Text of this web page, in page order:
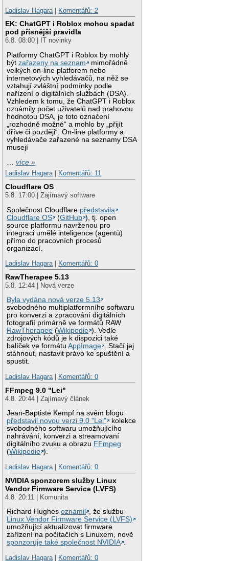
Ladislav Hagara
Komentářů: 2
EK: ChatGPT i Roblox mohou spadat
pod přísnější pravidla
6.8. 08:00 | IT novinky
Platformy ChatGPT i Roblox by mohly
býtzařazeny na seznam
mimořádně
velkých on-line platforem nebo
internetových vyhledávačů, na něž se
vztahují zvláštní podmínky podle
nařízení o digitálních službách (DSA).
Vzhledem k tomu, že ChatGPT i Roblox
oznámily počet uživatelů nad prahovou
hodnotou DSA, je toto označení
„rozhodně možné“ a mohlo by „přijít
dříve či později“. On-line platformy a
vyhledávače zařazené na seznamy DSA
musejí
…více »
Ladislav Hagara| Komentářů: 11
Cloudflare OS
5.8. 17:00 | Zajímavý software
Společnost Cloudflare představila
Cloudflare OS
(GitHub ), tj. open
source platformu navrženou pro
integraci umělé inteligence (agentů)
přímo do pracovních procesů
organizací.
Ladislav Hagara| Komentářů: 0
RawTherapee 5.13
5.8. 12:44 | Nová verze
Byla vydána nová verze 5.13
svobodného multiplatformního softwaru
pro konverzi a zpracování digitálních
fotografií primárně ve formátů RAW
RawTherapee (Wikipedie ). Vedle
zdrojových kódů je k dispozici také
balíček ve formátuAppImage . Stačí jej
stáhnout, nastavit právo ke spuštění a
spustit.
Ladislav Hagara| Komentářů: 0
FFmpeg 9.0 "Lei"
4.8. 20:44 | Zajímavý článek
Jean-Baptiste Kempf na svém blogu
představil novou verzi 9.0 "Lei"
kolekce
svobodného softwaru umožňujícího
nahrávání, konverzi a streamovaní
digitálního zvuku a obrazu FFmpeg
(Wikipedie ).
Ladislav Hagara| Komentářů: 0
NVIDIA sponzorem služby Linux
Vendor Firmware Service (LVFS)
4.8. 20:11 | Komunita
Richard Hughesoznámil
, že službu
Linux Vendor Firmware Service (LVFS)
umožňující aktualizovat firmware
zařízení na počítačích s Linuxem, nově
sponzoruje také společnost NVIDIA .
Ladislav Hagara| Komentářů: 0